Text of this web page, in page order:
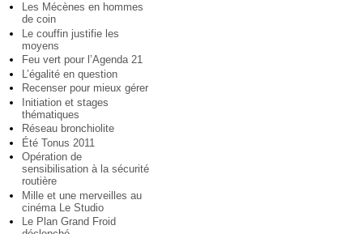
Les Mécènes en hommes
de coin
Le couffin justifie les
moyens
Feu vert pour l’Agenda 21
L’égalité en question
Recenser pour mieux gérer
Initiation et stages
thématiques
Réseau bronchiolite
Été Tonus 2011
Opération de
sensibilisation à la sécurité
routière
Mille et une merveilles au
cinéma Le Studio
Le Plan Grand Froid